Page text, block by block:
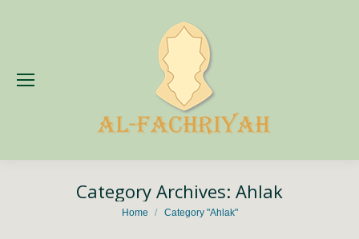
Category Archives: Ahlak
You are here:
Home Category "Ahlak"